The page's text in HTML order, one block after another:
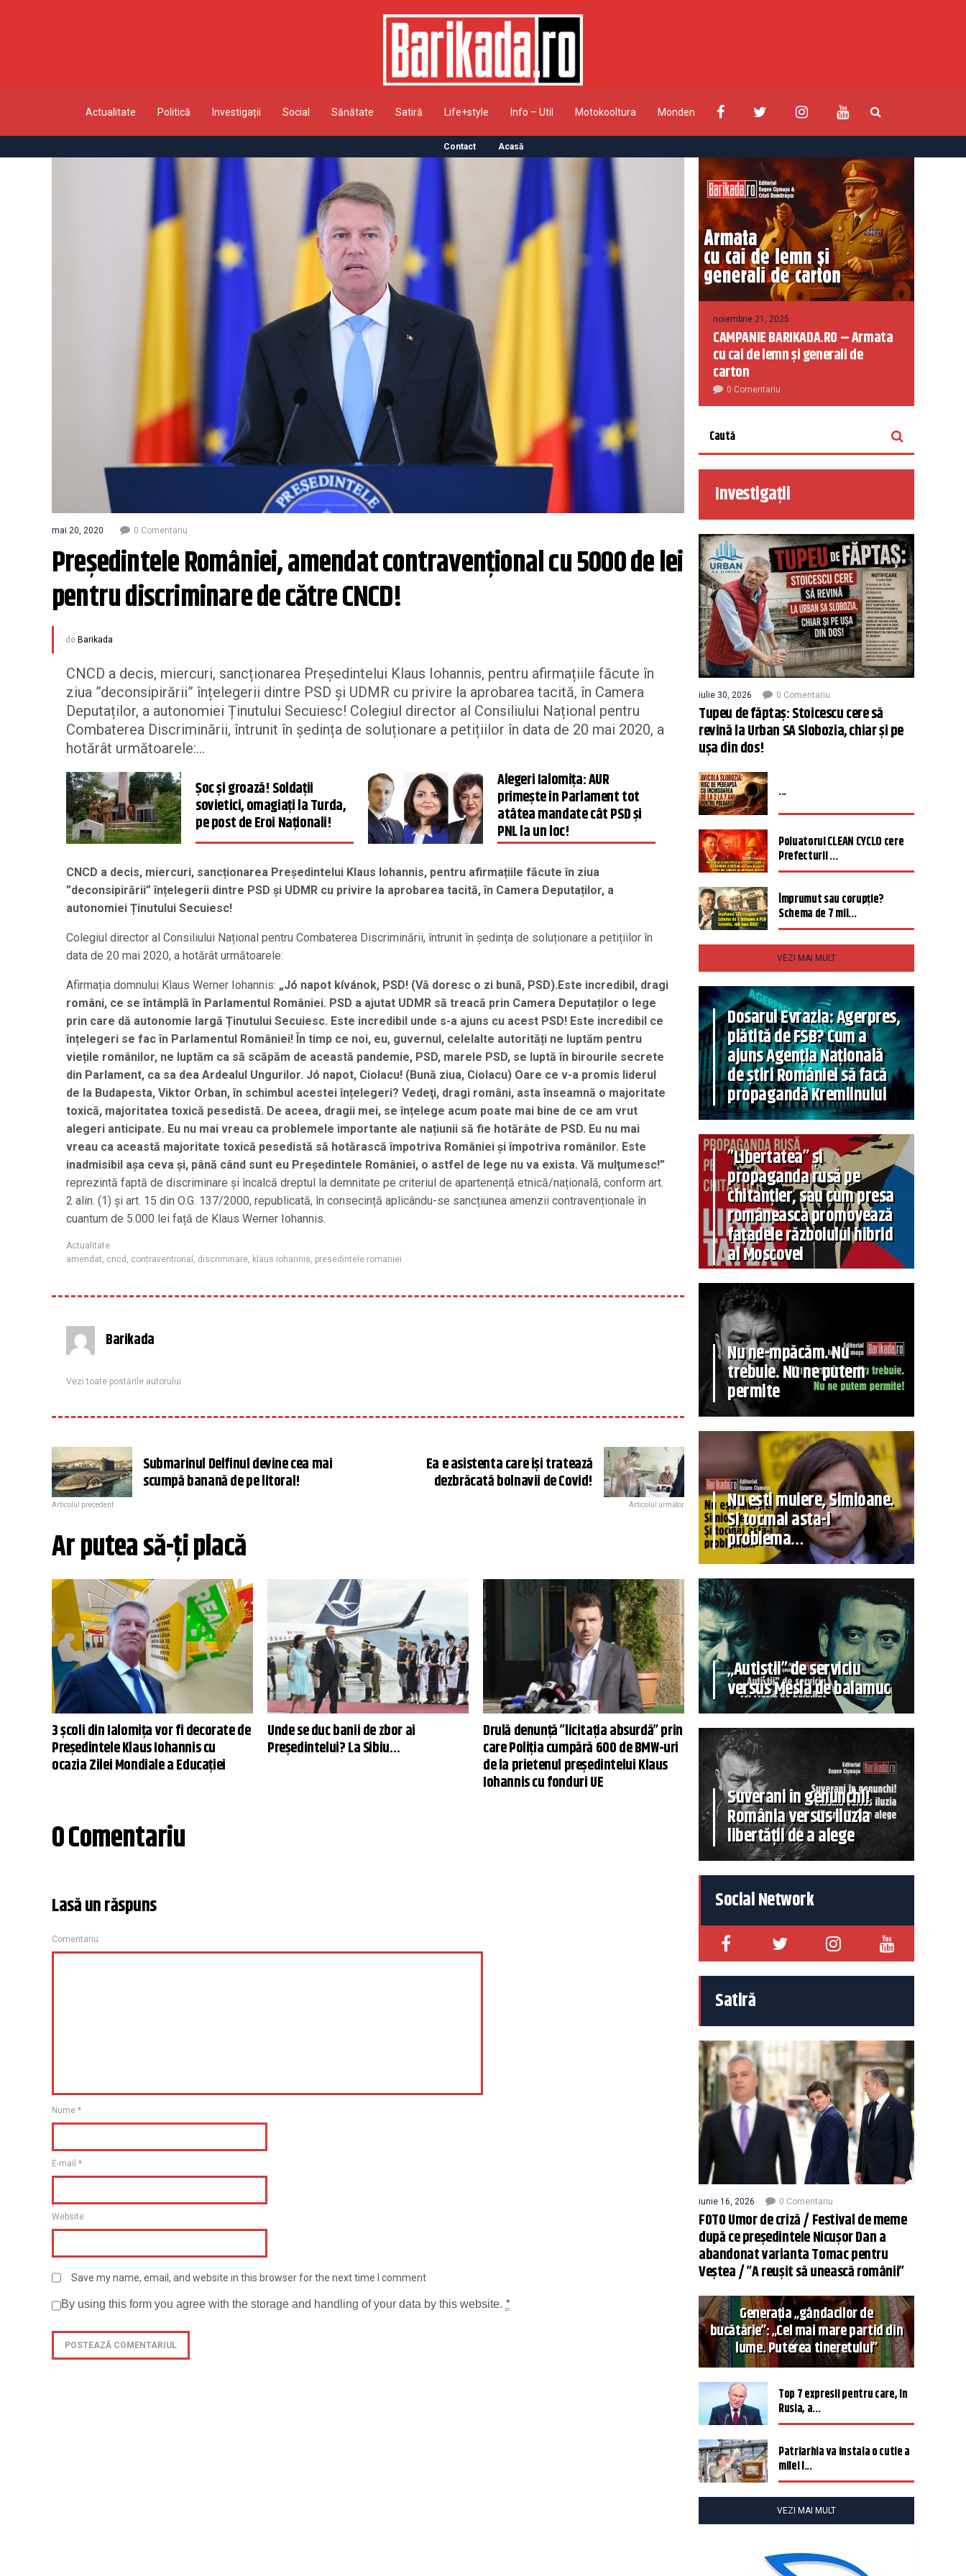
Actualitate Politică Investigații Social Sănătate Satiră Life+style Info – Util Motokooltura Monden
Contact Acasă
mai 20, 2020 0 Comentariu
Președintele României, amendat contravențional cu 5000 de lei
pentru discriminare de către CNCD!
de Barikada
CNCD a decis, miercuri, sancționarea Președintelui Klaus Iohannis, pentru afirmațiile făcute în
ziua ”deconsipirării” înțelegerii dintre PSD și UDMR cu privire la aprobarea tacită, în Camera
Deputaților, a autonomiei Ținutului Secuiesc! Colegiul director al Consiliului Național pentru
Combaterea Discriminării, întrunit în ședința de soluționare a petițiilor în data de 20 mai 2020, a
hotărât următoarele:...
Șoc și groază! Soldații
sovietici, omagiați la Turda,
pe post de Eroi Naționali!
Alegeri Ialomița: AUR
primește în Parlament tot
atâtea mandate cât PSD și
PNL la un loc!
CNCD a decis, miercuri, sancționarea Președintelui Klaus Iohannis, pentru afirmațiile făcute în ziua
”deconsipirării” înțelegerii dintre PSD și UDMR cu privire la aprobarea tacită, în Camera Deputaților, a
autonomiei Ținutului Secuiesc!
Colegiul director al Consiliului Național pentru Combaterea Discriminării, întrunit în ședința de soluționare a petițiilor în
data de 20 mai 2020, a hotărât următoarele:
Afirmația domnului Klaus Werner Iohannis: „Jó napot kívánok, PSD! (Vă doresc o zi bună, PSD).Este incredibil, dragi
români, ce se întâmplă în Parlamentul României. PSD a ajutat UDMR să treacă prin Camera Deputaților o lege
prin care dă autonomie largă Ținutului Secuiesc. Este incredibil unde s-a ajuns cu acest PSD! Este incredibil ce
înțelegeri se fac în Parlamentul României! În timp ce noi, eu, guvernul, celelalte autorități ne luptăm pentru
viețile românilor, ne luptăm ca să scăpăm de această pandemie, PSD, marele PSD, se luptă în birourile secrete
din Parlament, ca sa dea Ardealul Ungurilor. Jó napot, Ciolacu! (Bună ziua, Ciolacu) Oare ce v-a promis liderul
de la Budapesta, Viktor Orban, în schimbul acestei înțelegeri? Vedeţi, dragi români, asta înseamnă o majoritate
toxică, majoritatea toxică pesedistă. De aceea, dragii mei, se înțelege acum poate mai bine de ce am vrut
alegeri anticipate. Eu nu mai vreau ca problemele importante ale națiunii să fie hotărâte de PSD. Eu nu mai
vreau ca această majoritate toxică pesedistă să hotărască împotriva României și împotriva românilor. Este
inadmisibil așa ceva și, până când sunt eu Preşedintele României, o astfel de lege nu va exista. Vă mulţumesc!”
reprezintă faptă de discriminare și încalcă dreptul la demnitate pe criteriul de apartenență etnică/națională, conform art.
2 alin. (1) și art. 15 din O.G. 137/2000, republicată, în consecință aplicându-se sancțiunea amenzii contravenționale în
cuantum de 5.000 lei față de Klaus Werner Iohannis.
Actualitate
amendat, cncd , contraventional , discriminare, klaus iohannis, presedintele romaniei
Barikada
Vezi toate postările autorului
Submarinul Delfinul devine cea mai
scumpă banană de pe litoral!
Articolul precedent
Ea e asistenta care își tratează
dezbrăcată bolnavii de Covid!
Articolul următor
Ar putea să-ți placă
3 școli din Ialomița vor fi decorate de
Președintele Klaus Iohannis cu
ocazia Zilei Mondiale a Educației
Unde se duc banii de zbor ai
Președintelui? La Sibiu…
Drulă denunță ”licitația absurdă” prin
care Poliția cumpără 600 de BMW-uri
de la prietenul președintelui Klaus
Iohannis cu fonduri UE
0 Comentariu
Lasă un răspuns
Comentariu
Nume *
E-mail *
Website
Save my name, email, and website in this browser for the next time I comment
By using this form you agree with the storage and handling of your data by this website. *
noiembrie 21, 2025
CAMPANIE BARIKADA.RO – Armata
cu cai de lemn și generali de
carton
0 Comentariu
Investigații
iulie 30, 2026 0 Comentariu
Tupeu de făptaș: Stoicescu cere să
revină la Urban SA Slobozia, chiar și pe
ușa din dos!
...
Poluatorul CLEAN CYCLO cere
Prefecturii ...
Împrumut sau corupție?
Schema de 7 mil...
VEZI MAI MULT
Dosarul Evrazia: Agerpres,
plătită de FSB? Cum a
ajuns Agenția Națională
de știri României să facă
propagandă Kremlinului
”Libertatea” și
propaganda rusă pe
chitanțier, sau cum presa
românească promovează
fațadele războiului hibrid
al Moscovei
Nu ne-mpăcăm. Nu
trebuie. Nu ne putem
permite
Nu ești muiere, Simioane.
Și tocmai asta-i
problema…
„Autiștii” de serviciu
versus Mesia de balamuc
Suverani în genunchi!
România versus iluzia
libertății de a alege
Social Network
Satiră
iunie 16, 2026 0 Comentariu
FOTO Umor de criză / Festival de meme
după ce președintele Nicușor Dan a
abandonat varianta Tomac pentru
Veștea / ”A reușit să unească românii”
Generația „gândacilor de
bucătărie”: „Cel mai mare partid din
lume. Puterea tineretului”
Top 7 expresii pentru care, în
Rusia, a...
Patriarhia va instala o cutie a
milei î...
VEZI MAI MULT